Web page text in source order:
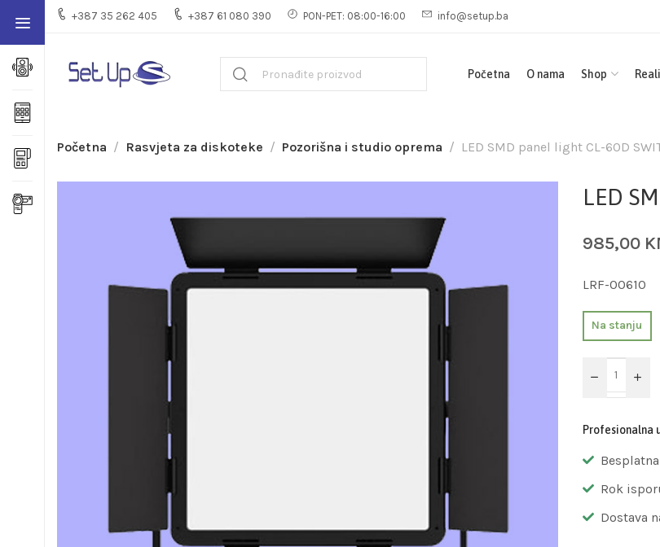
+387 35 262 405 +387 61 080 390 PON-PET: 08:00-16:00 info@setup.ba
Početna O nama Shop
Početna Rasvjeta za diskoteke Pozorišna i studio oprema LED SMD panel light CL-60D
LED
985,00
LRF-00610
Na stanju
Profesionalna
Rok
Dostava